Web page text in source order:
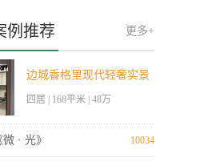
例推荐 更多+
边城香格里现代轻奢实景
案例
四居 | 168平米 | 48万
· 光》 10034